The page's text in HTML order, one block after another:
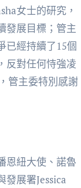
女士的研究，
發展目標；管主
已經持續了15個
反對任何恃強凌
管主委特別感謝
恩紐大使、諾魯
展署Jessica